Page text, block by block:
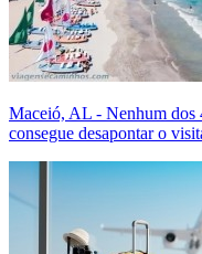
Maceió, AL - Nenhum dos
consegue desapontar o